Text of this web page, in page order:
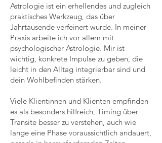
Astrologie ist ein erhellendes und zugleich
praktisches Werkzeug, das über
Jahrtausende verfeinert wurde. In meiner
Praxis arbeite ich vor allem mit
psychologischer Astrologie. Mir ist
wichtig, konkrete Impulse zu geben, die
leicht in den Alltag integrierbar sind und
dein Wohlbefinden stärken.
Viele Klientinnen und Klienten empfinden
es als besonders hilfreich, Timing über
Transite besser zu verstehen, auch wie
lange eine Phase voraussichtlich andauert,